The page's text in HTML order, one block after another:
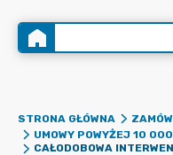
STRONA GŁÓWNA
UMOWY POWYŻEJ 10